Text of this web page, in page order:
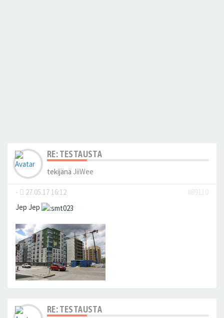
RE: TESTAUSTA
tekijänä JiiWee
- 27.05.17 16:12
#89110
Jep Jep
RE: TESTAUSTA